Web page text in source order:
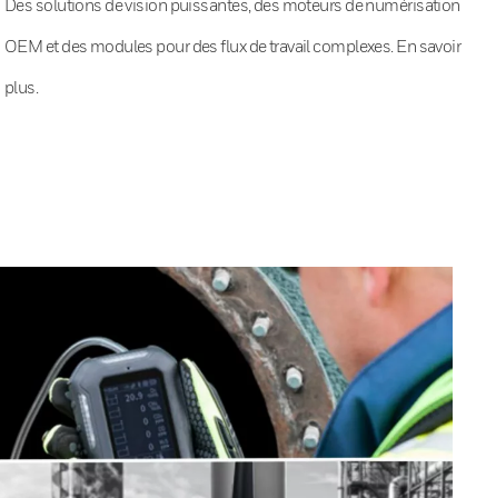
Des solutions de vision puissantes, des moteurs de numérisation
OEM et des modules pour des flux de travail complexes. En savoir
plus.